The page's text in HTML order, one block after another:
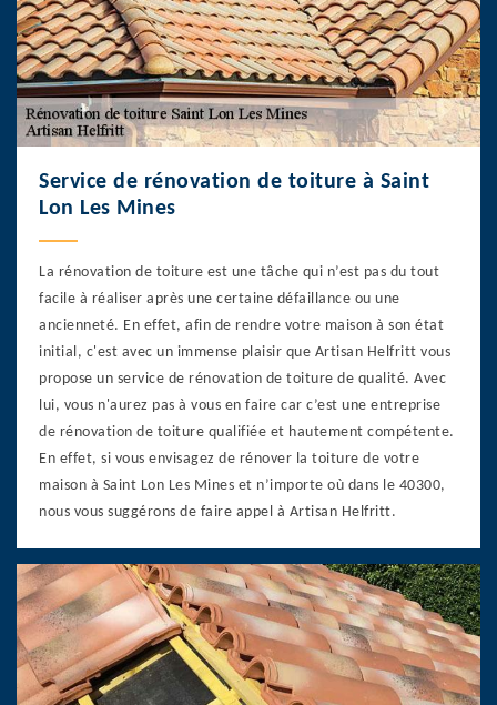
Service de rénovation de toiture à Saint
Lon Les Mines
La rénovation de toiture est une tâche qui n’est pas du tout
facile à réaliser après une certaine défaillance ou une
ancienneté. En effet, afin de rendre votre maison à son état
initial, c'est avec un immense plaisir que Artisan Helfritt vous
propose un service de rénovation de toiture de qualité. Avec
lui, vous n'aurez pas à vous en faire car c’est une entreprise
de rénovation de toiture qualifiée et hautement compétente.
En effet, si vous envisagez de rénover la toiture de votre
maison à Saint Lon Les Mines et n’importe où dans le 40300,
nous vous suggérons de faire appel à Artisan Helfritt.